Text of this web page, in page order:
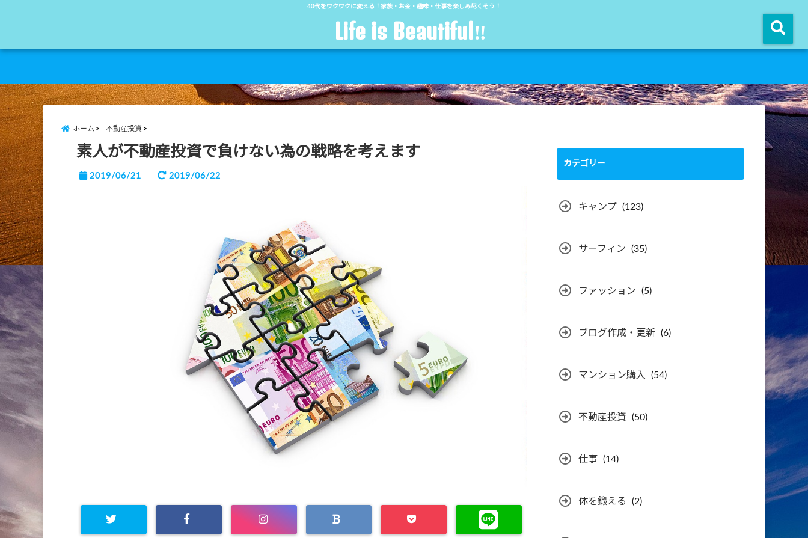
40代をワクワクに変える！家族・お金・趣味・仕事を楽しみ尽くそう！
Life is Beautiful‼︎
ホーム 不動産投資
素人が不動産投資で負けない為の戦略を考えます
2019/06/21 2019/06/22
カテゴリー
キャンプ (123)
サーフィン (35)
ファッション (5)
ブログ作成・更新 (6)
マンション購入 (54)
不動産投資 (50)
仕事 (14)
体を鍛える (2)